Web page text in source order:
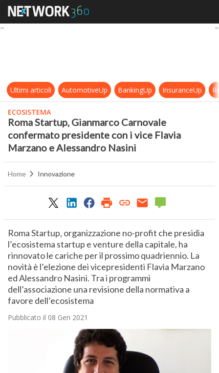
Roma Startup, Gianmarco
Ultimi articoli AutomotiveUp BankingUp InsuranceUp
ECOSISTEMA
Roma Startup, Gianmarco Carnovale
confermato presidente con i vice Flavia
Marzano e Alessandro Nasini
Home Innovazione
Roma Startup, organizzazione no-profit che presidia
l’ecosistema startup e venture della capitale, ha
rinnovato le cariche per il prossimo quadriennio. La
novità è l’elezione dei vicepresidenti Flavia Marzano
ed Alessandro Nasini. Tra i programmi
dell’associazione una revisione della normativa a
favore dell’ecosistema
Pubblicato il 08 Gen 2021